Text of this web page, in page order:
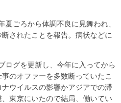
ごろから体調不良に見舞われ、
されたことを報告。病状などに
ログを更新し、今年に入ってから
のオファーを多数断っていたこ
ウイルスの影響かアジアでの滞
東京にいたので結局、働いてい